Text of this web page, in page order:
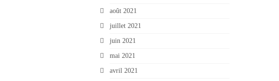
août 2021
juillet 2021
juin 2021
mai 2021
avril 2021